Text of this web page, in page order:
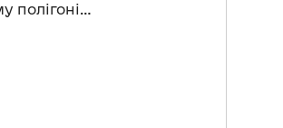
полігоні…